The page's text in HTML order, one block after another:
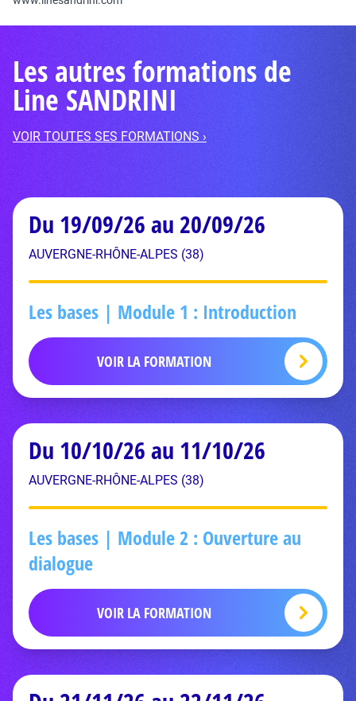
Les autres formations de
Line SANDRINI
VOIR TOUTES SES FORMATIONS ›
Du 19/09/26 au 20/09/26
AUVERGNE-RHÔNE-ALPES (38)
Les bases | Module 1 : Introduction
VOIR LA FORMATION
Du 10/10/26 au 11/10/26
AUVERGNE-RHÔNE-ALPES (38)
Les bases | Module 2 : Ouverture au
dialogue
VOIR LA FORMATION